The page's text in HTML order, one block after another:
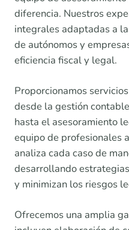
diferencia. Nuestros
integrales adaptadas a
de autónomos y
eficiencia fiscal y legal.
Proporcionamos
desde la gestión
hasta el asesoramiento
equipo de profesionales
analiza cada caso de
desarrollando
y minimizan los riesgos
Ofrecemos una amplia